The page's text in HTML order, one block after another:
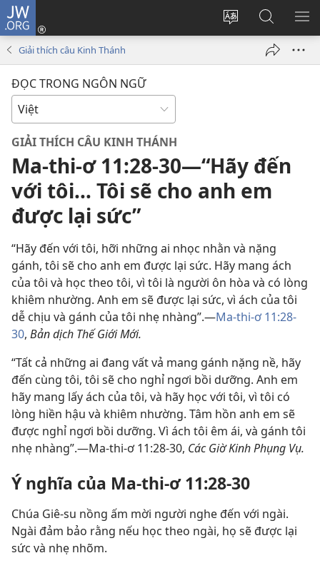
JW.ORG
Thay
Đăng
nhập
Tìm
kiếm
JW.ORG
Giải thích câu Kinh Thánh
ĐỌC TRONG NGÔN NGỮ
GIẢI THÍCH CÂU KINH THÁNH
Ma-thi-ơ 11:28-30​—“Hãy đến
với tôi… Tôi sẽ cho anh em
được lại sức”
“Hãy đến với tôi, hỡi những ai nhọc nhằn và nặng
gánh, tôi sẽ cho anh em được lại sức. Hãy mang ách
của tôi và học theo tôi, vì tôi là người ôn hòa và có lòng
khiêm nhường. Anh em sẽ được lại sức, vì ách của tôi
dễ chịu và gánh của tôi nhẹ nhàng”.​—Ma-thi-ơ 11:28-
30, Bản dịch Thế Giới Mới.
“Tất cả những ai đang vất vả mang gánh nặng nề, hãy
đến cùng tôi, tôi sẽ cho nghỉ ngơi bồi dưỡng. Anh em
hãy mang lấy ách của tôi, và hãy học với tôi, vì tôi có
lòng hiền hậu và khiêm nhường. Tâm hồn anh em sẽ
được nghỉ ngơi bồi dưỡng. Vì ách tôi êm ái, và gánh tôi
nhẹ nhàng”.—Ma-thi-ơ 11:28-30, Các Giờ Kinh Phụng Vụ.
Ý nghĩa của Ma-thi-ơ 11:28-30
Chúa Giê-su nồng ấm mời người nghe đến với ngài.
Ngài đảm bảo rằng nếu học theo ngài, họ sẽ được lại
sức và nhẹ nhõm.